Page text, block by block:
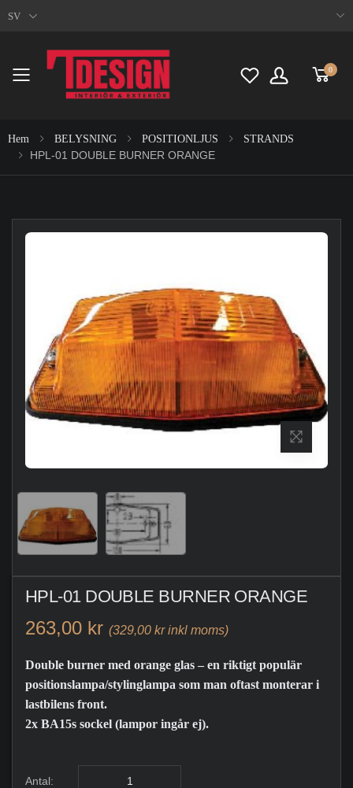
SV
Toggle mobile menu
0
Hem BELYSNING POSITIONLJUS STRANDS
HPL-01 DOUBLE BURNER ORANGE
HPL-01 DOUBLE BURNER ORANGE
263,00 kr (329,00 kr inkl moms)
Double burner med orange glas – en riktigt populär
positionslampa/stylinglampa som man oftast monterar i
lastbilens front.
2x BA15s sockel (lampor ingår ej).
Antal: